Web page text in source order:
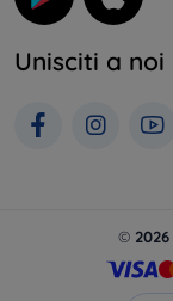
Unisciti a noi
© 2026